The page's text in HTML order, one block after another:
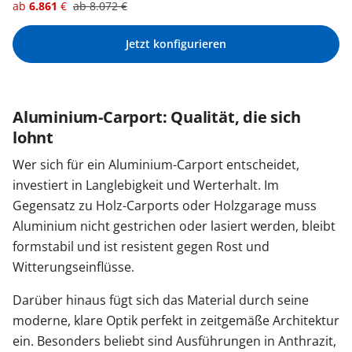
ab 6.861 € ab8.072€
Jetzt konfigurieren
Aluminium-Carport: Qualität, die sich
lohnt
Wer sich für ein Aluminium-Carport entscheidet,
investiert in Langlebigkeit und Werterhalt. Im
Gegensatz zu Holz-Carports oder Holzgarage muss
Aluminium nicht gestrichen oder lasiert werden, bleibt
formstabil und ist resistent gegen Rost und
Witterungseinflüsse.
Darüber hinaus fügt sich das Material durch seine
moderne, klare Optik perfekt in zeitgemäße Architektur
ein. Besonders beliebt sind Ausführungen in Anthrazit,